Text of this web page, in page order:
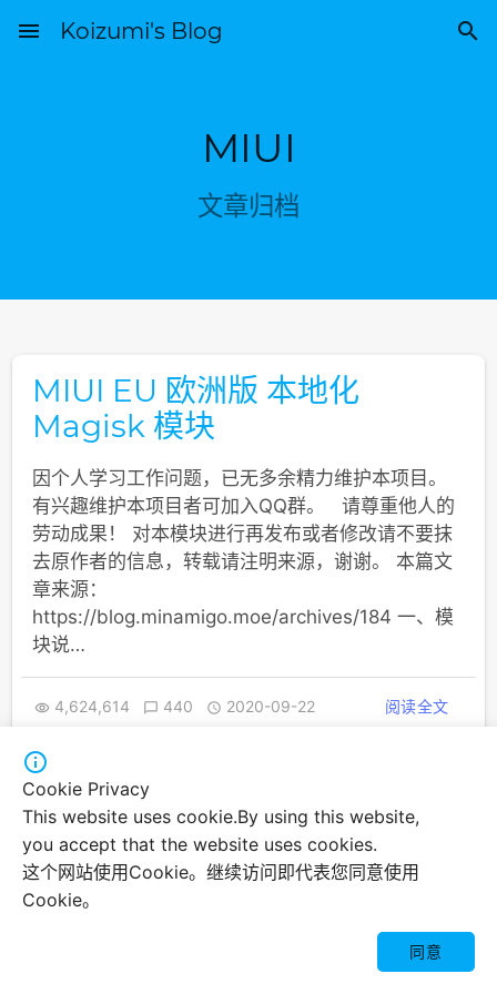
menu Koizumi's Blog 
MIUI
文章归档
MIUI EU 欧洲版 本地化
Magisk 模块
因个人学习工作问题，已无多余精力维护本项目。
有兴趣维护本项目者可加入QQ群。 请尊重他人的
劳动成果！ 对本模块进行再发布或者修改请不要抹
去原作者的信息，转载请注明来源，谢谢。 本篇文
章来源：
https://blog.minamigo.moe/archives/184 一、模
块说…
 4,624,614  440  2020-09-22 阅读全文


Cookie Privacy
This website uses cookie.By using this website,
you accept that the website uses cookies.
这个网站使用Cookie。继续访问即代表您同意使用
Cookie。
同意
Theme: MDx ByAxtonYao
没错这个垃圾网站还是WordPress